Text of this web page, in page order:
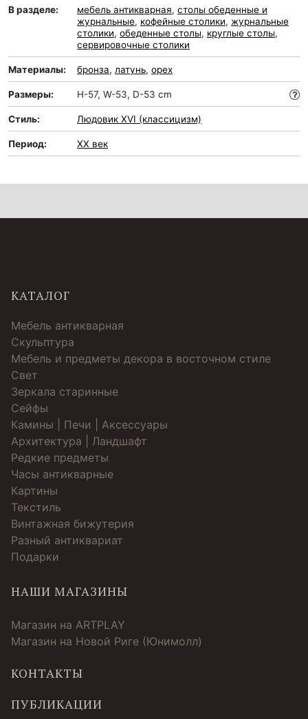
В разделе: мебель антикварная, столы обеденные и
журнальные, кофейные столики, журнальные
столики, обеденные столы, круглые столы,
сервировочные столики
Материалы: бронза, латунь, орех
Размеры: H-57, W-53, D-53 cm
Стиль: Людовик XVI (классицизм)
Период: XX век
КАТАЛОГ
Мебель антикварная
Скульптура
Мебель и предметы декора в восточном стиле
Свет
Зеркала старинные
Cейфы
Камины | Печи | Аксессуары
Архитектура | Ландшафт
Редкие предметы
Часы антикварные
Картины
Текстиль
Винтажная бижутерия
Разный антиквариат
Подарки
НАШИ МАГАЗИНЫ
Магазин на ARTPLAY
Магазин на Новой Риге (Юнимолл)
КОНТАКТЫ
ПУБЛИКАЦИИ